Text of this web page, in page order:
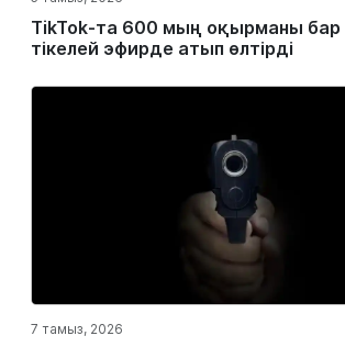
TikTok-та 600 мың оқырманы бар
тікелей эфирде атып өлтірді
7 тамыз, 2026